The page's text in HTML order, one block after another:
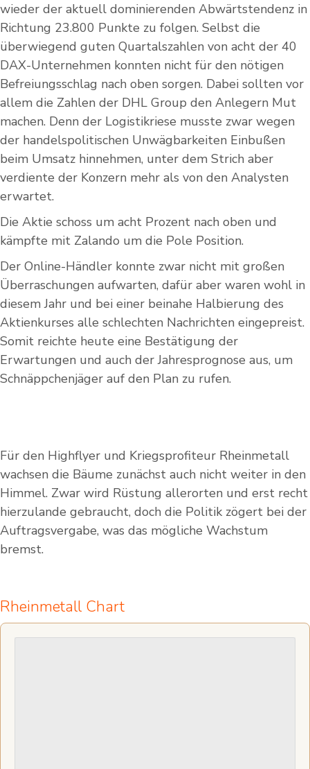
wieder der aktuell dominierenden Abwärtstendenz in
Richtung 23.800 Punkte zu folgen. Selbst die
überwiegend guten Quartalszahlen von acht der 40
DAX-Unternehmen konnten nicht für den nötigen
Befreiungsschlag nach oben sorgen. Dabei sollten vor
allem die Zahlen der DHL Group den Anlegern Mut
machen. Denn der Logistikriese musste zwar wegen
der handelspolitischen Unwägbarkeiten Einbußen
beim Umsatz hinnehmen, unter dem Strich aber
verdiente der Konzern mehr als von den Analysten
erwartet.
Die Aktie schoss um acht Prozent nach oben und
kämpfte mit Zalando um die Pole Position.
Der Online-Händler konnte zwar nicht mit großen
Überraschungen aufwarten, dafür aber waren wohl in
diesem Jahr und bei einer beinahe Halbierung des
Aktienkurses alle schlechten Nachrichten eingepreist.
Somit reichte heute eine Bestätigung der
Erwartungen und auch der Jahresprognose aus, um
Schnäppchenjäger auf den Plan zu rufen.
Für den Highflyer und Kriegsprofiteur Rheinmetall
wachsen die Bäume zunächst auch nicht weiter in den
Himmel. Zwar wird Rüstung allerorten und erst recht
hierzulande gebraucht, doch die Politik zögert bei der
Auftragsvergabe, was das mögliche Wachstum
bremst.
Rheinmetall Chart